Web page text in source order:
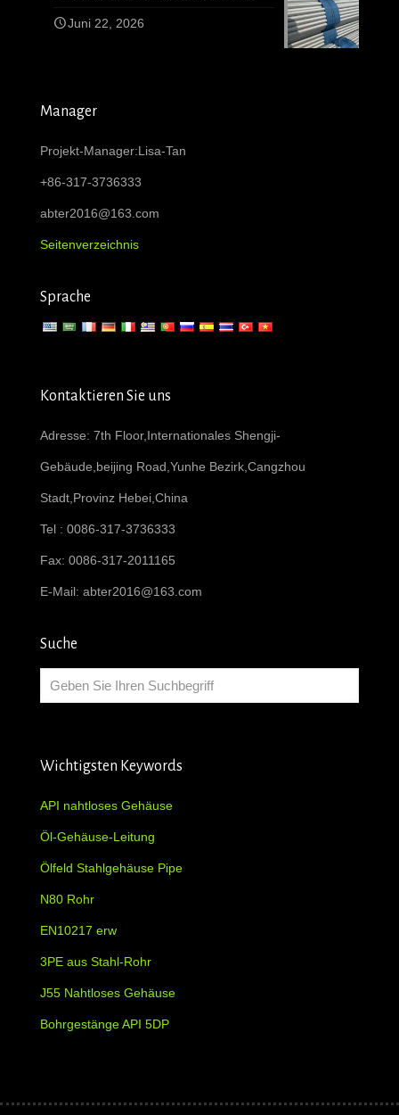
Juni 22, 2026
Manager
Projekt-Manager:Lisa-Tan
+86-317-3736333
abter2016@163.com
Seitenverzeichnis
Sprache
Kontaktieren Sie uns
Adresse: 7th Floor,Internationales Shengji-
Gebäude,beijing Road,Yunhe Bezirk,Cangzhou
Stadt,Provinz Hebei,China
Tel : 0086-317-3736333
Fax: 0086-317-2011165
E-Mail: abter2016@163.com
Suche
Wichtigsten Keywords
API nahtloses Gehäuse
Öl-Gehäuse-Leitung
Ölfeld Stahlgehäuse Pipe
N80 Rohr
EN10217 erw
3PE aus Stahl-Rohr
J55 Nahtloses Gehäuse
Bohrgestänge API 5DP